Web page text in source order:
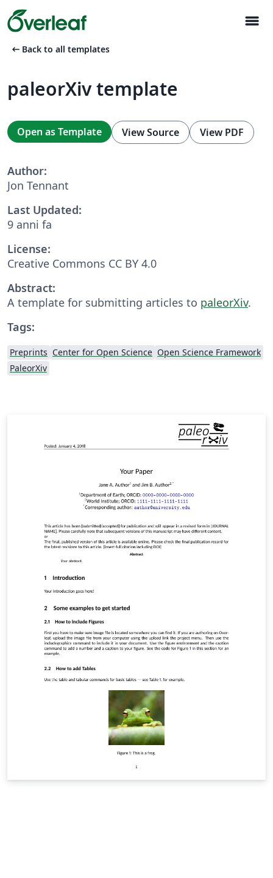
menu
arrow_left_alt Back to all templates
paleorXiv template
Open as Template View Source View PDF
Author:
Jon Tennant
Last Updated:
9 anni fa
License:
Creative Commons CC BY 4.0
Abstract:
A template for submitting articles to paleorXiv.
Tags:
Preprints Center for Open Science Open Science Framework
PaleorXiv